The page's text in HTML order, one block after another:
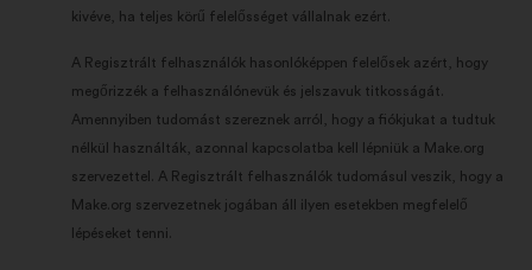
kivéve, ha teljes körű felelősséget vállalnak ezért.
A Regisztrált felhasználók hasonlóképpen felelősek azért, hogy
megőrizzék a felhasználónevük és jelszavuk titkosságát.
Amennyiben tudomást szereznek arról, hogy a fiókjukat a tudtuk
nélkül használták, azonnal kapcsolatba kell lépniük a Make.org
szervezettel. A Regisztrált felhasználók tudomásul veszik, hogy a
Make.org szervezetnek jogában áll ilyen esetekben megfelelő
lépéseket tenni.